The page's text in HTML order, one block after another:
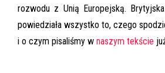
rozwodu z Unią Europejską.
powiedziała wszystko to, czego
i o czym pisaliśmy w naszym tekście